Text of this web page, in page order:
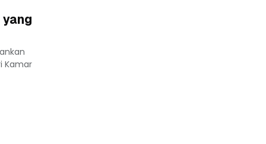
Kamar